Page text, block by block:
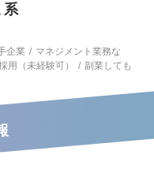
企業
マネジメント業務な
用（未経験可）
副業しても